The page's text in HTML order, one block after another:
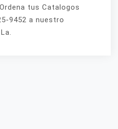
tus Catalogos
9452 a nuestro